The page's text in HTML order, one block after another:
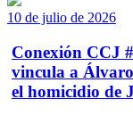
10 de julio de 2026
Conexión CCJ
vincula a
el homicidio de